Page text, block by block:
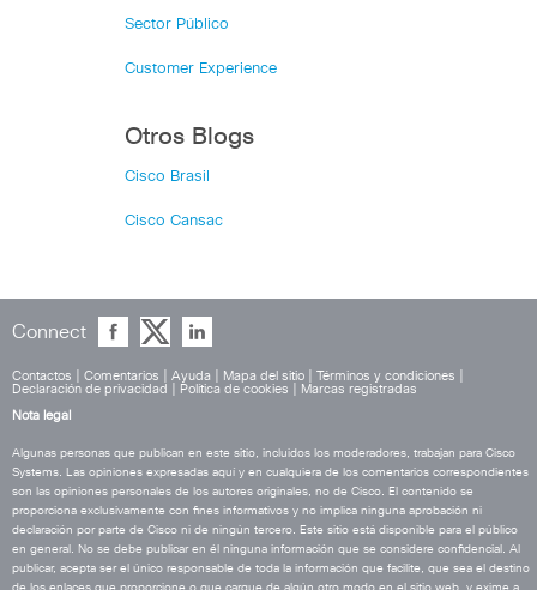
Sector Público
Customer Experience
Otros Blogs
Cisco Brasil
Cisco Cansac
Connect
Contactos Comentarios Ayuda Mapa del sitio Términos y condiciones
Declaración de privacidad
Política de cookies
Marcas registradas
Nota legal
Algunas personas que publican en este sitio, incluidos los moderadores, trabajan para Cisco
Systems. Las opiniones expresadas aquí y en cualquiera de los comentarios correspondientes
son las opiniones personales de los autores originales, no de Cisco. El contenido se
proporciona exclusivamente con fines informativos y no implica ninguna aprobación ni
declaración por parte de Cisco ni de ningún tercero. Este sitio está disponible para el público
en general. No se debe publicar en él ninguna información que se considere confidencial. Al
publicar, acepta ser el único responsable de toda la información que facilite, que sea el destino